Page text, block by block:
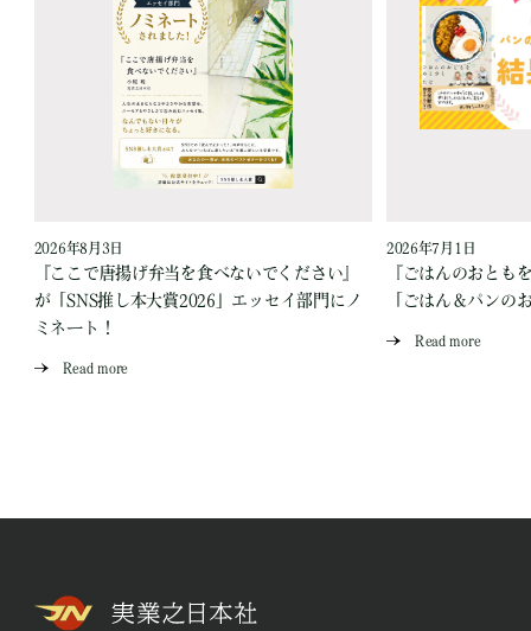
2026年8月3日
『ここで唐揚げ弁当を食べないでください』
が「SNS推し本大賞2026」エッセイ部門にノ
ミネート！
Read more
2026年7月1日
『ごはんのおとも
「ごはん＆パンの
Read more